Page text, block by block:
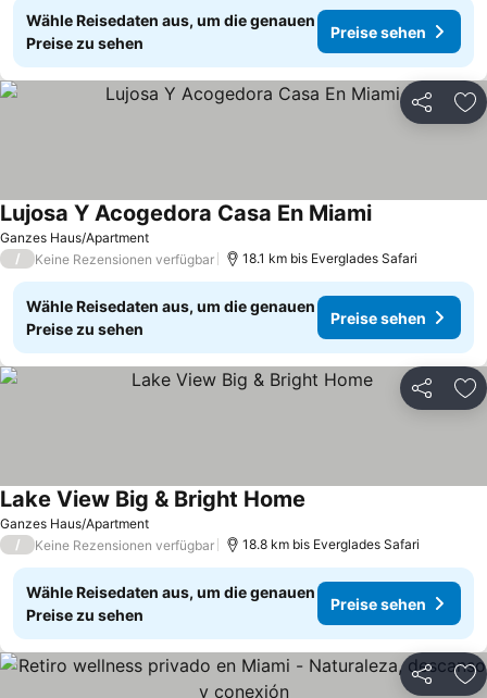
Wähle Reisedaten aus, um die genauen
Preise zu sehen
Preise sehen
Teilen
Ganzes Haus/Apartment
Lujosa Y Acogedora Casa En Miami
/ Keine Rezensionen verfügbar 18.1 km bis Everglades Safari
Wähle Reisedaten aus, um die genauen
Preise zu sehen
Preise sehen
Teilen
Ganzes Haus/Apartment
Lake View Big & Bright Home
/ Keine Rezensionen verfügbar 18.8 km bis Everglades Safari
Wähle Reisedaten aus, um die genauen
Preise zu sehen
Preise sehen
Teilen